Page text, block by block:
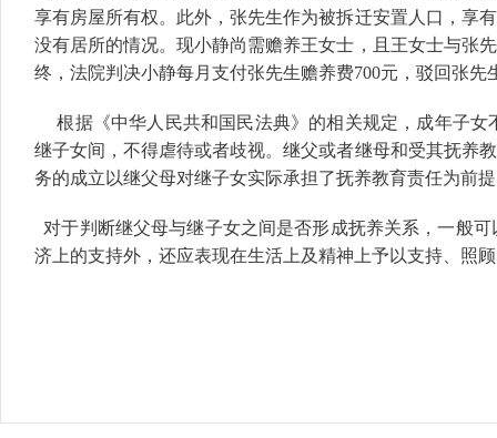
享有房屋所有权。此外，张先生作为被拆迁安置人口，享
没有居所的情况。现小静尚需赡养王女士，且王女士与张
终，法院判决小静每月支付张先生赡养费700元，驳回张
根据《中华人民共和国民法典》的相关规定，成年子女
继子女间，不得虐待或者歧视。继父或者继母和受其抚养
务的成立以继父母对继子女实际承担了抚养教育责任为前
对于判断继父母与继子女之间是否形成抚养关系，一般
济上的支持外，还应表现在生活上及精神上予以支持、照